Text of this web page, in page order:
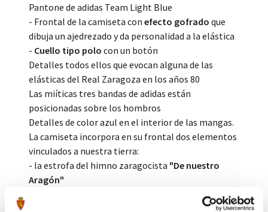
Pantone de adidas Team Light Blue
- Frontal de la camiseta con efecto gofrado que
dibuja un ajedrezado y da personalidad a la elástica
- Cuello tipo polo con un botón
Detalles todos ellos que evocan alguna de las
elásticas del Real Zaragoza en los años 80
Las miíticas tres bandas de adidas están
posicionadas sobre los hombros
Detalles de color azul en el interior de las mangas.
La camiseta incorpora en su frontal dos elementos
vinculados a nuestra tierra:
- la estrofa del himno zaragocista "De nuestro
Aragón"
- un distintivo circular, en vinilo y textil satinado,
tres provincias aragonesas